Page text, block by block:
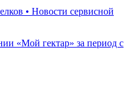
• Новости сервисной
«Мой гектар» за период с